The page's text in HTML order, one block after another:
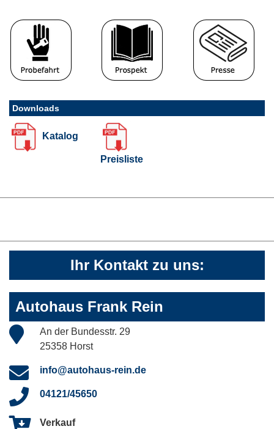
Downloads
Katalog
Preisliste
Ihr Kontakt zu uns:
Autohaus Frank Rein
An der Bundesstr. 29
25358 Horst
info@autohaus-rein.de
04121/45650
Verkauf